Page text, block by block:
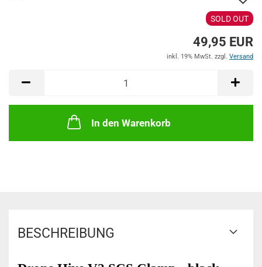
SOLD OUT
49,95 EUR
inkl. 19% MwSt. zzgl. Versand
In den Warenkorb
BESCHREIBUNG